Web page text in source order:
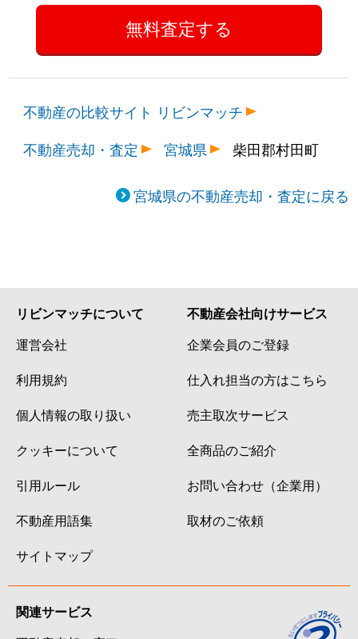
不動産の比較サイト リビンマッチ
不動産売却・査定
宮城県 柴田郡村田町
宮城県の不動産売却・査定に戻る
リビンマッチについて
運営会社
利用規約
個人情報の取り扱い
クッキーについて
引用ルール
不動産用語集
サイトマップ
不動産会社向けサービス
企業会員のご登録
仕入れ担当の方はこちら
売主取次サービス
全商品のご紹介
お問い合わせ（企業用）
取材のご依頼
関連サービス